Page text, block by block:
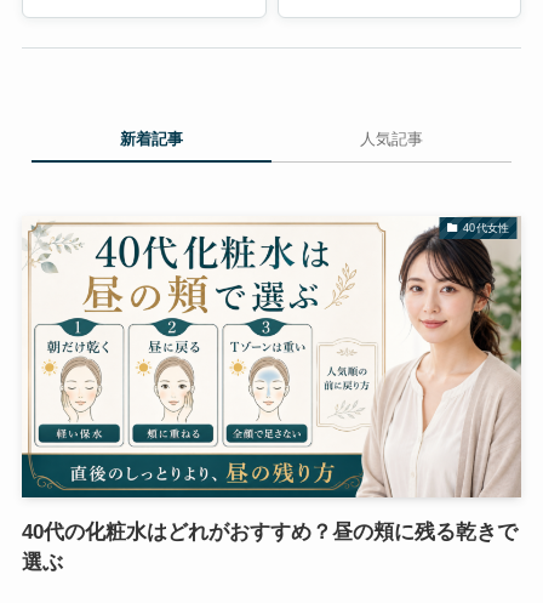
新着記事 人気記事
40代女性
40代の化粧水はどれがおすすめ？昼の頬に残る乾きで
選ぶ